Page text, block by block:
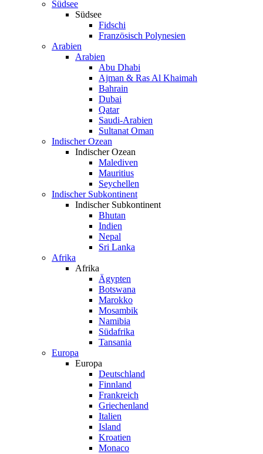
Südsee
Südsee
Fidschi
Französisch Polynesien
Arabien
Arabien
Abu Dhabi
Ajman & Ras Al Khaimah
Bahrain
Dubai
Qatar
Saudi-Arabien
Sultanat Oman
Indischer Ozean
Indischer Ozean
Malediven
Mauritius
Seychellen
Indischer Subkontinent
Indischer Subkontinent
Bhutan
Indien
Nepal
Sri Lanka
Afrika
Afrika
Ägypten
Botswana
Marokko
Mosambik
Namibia
Südafrika
Tansania
Europa
Europa
Deutschland
Finnland
Frankreich
Griechenland
Italien
Island
Kroatien
Monaco